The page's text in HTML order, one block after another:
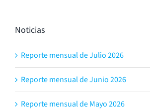
Noticias
Reporte mensual de Julio 2026
Reporte mensual de Junio 2026
Reporte mensual de Mayo 2026